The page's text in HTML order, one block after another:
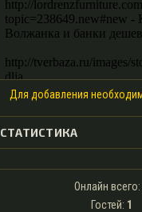
Для добавления
СТАТИСТИКА
Онлайн всего:
Гостей: 1